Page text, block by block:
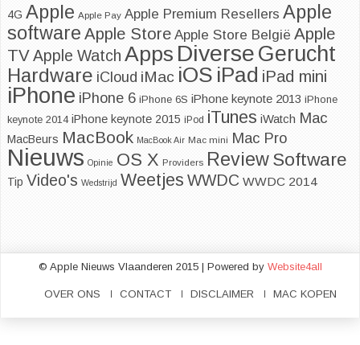
4G Apple Apple Pay Apple Premium Resellers Apple
software Apple Store Apple Store België Apple
TVApple Watch Apps Diverse Gerucht
Hardware iCloud iMac iOS iPad iPad mini
iPhone iPhone 6 iPhone 6S iPhone keynote 2013 iPhone
keynote 2014 iPhone keynote 2015 iPod iTunes iWatch Mac
MacBeurs MacBook MacBook Air Mac mini Mac Pro
Nieuws Opinie OS X Providers ReviewSoftware
Tip Video's Wedstrijd Weetjes WWDC WWDC 2014
© Apple Nieuws Vlaanderen 2015 | Powered by Website4all
OVER ONS CONTACT DISCLAIMER MAC KOPEN